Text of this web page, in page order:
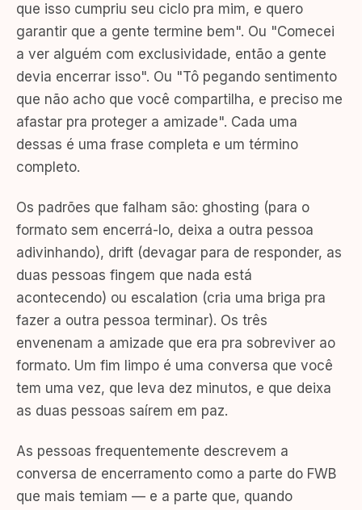
que isso cumpriu seu ciclo pra mim, e quero
garantir que a gente termine bem". Ou "Comecei
a ver alguém com exclusividade, então a gente
devia encerrar isso". Ou "Tô pegando sentimento
que não acho que você compartilha, e preciso me
afastar pra proteger a amizade". Cada uma
dessas é uma frase completa e um término
completo.
Os padrões que falham são: ghosting (para o
formato sem encerrá-lo, deixa a outra pessoa
adivinhando), drift (devagar para de responder, as
duas pessoas fingem que nada está
acontecendo) ou escalation (cria uma briga pra
fazer a outra pessoa terminar). Os três
envenenam a amizade que era pra sobreviver ao
formato. Um fim limpo é uma conversa que você
tem uma vez, que leva dez minutos, e que deixa
as duas pessoas saírem em paz.
As pessoas frequentemente descrevem a
conversa de encerramento como a parte do FWB
que mais temiam — e a parte que, quando